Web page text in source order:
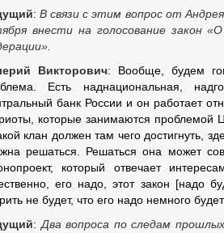
:В связи с этим вопрос от
внести на голосование закон
Викторович: Вообще, будем
Есть наднациональная,
банк России и он работает
которые занимаются проблемой
клан должен там чего достигнуть,
решаться. Решаться она может
который отвечает
его надо, этот закон [надо
не будет, что его надо немного
: Два вопроса по следам